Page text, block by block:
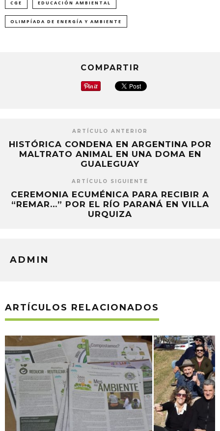
una
ventana
nueva)
en
una
ventana
nueva)
en
una
ventana
nueva)
CGE EDUCACIÓN AMBIENTAL
OLIMPÍADA DE ENERGÍA Y AMBIENTE
COMPARTIR
ARTÍCULO ANTERIOR
HISTÓRICA CONDENA EN ARGENTINA POR
MALTRATO ANIMAL EN UNA DOMA EN
GUALEGUAY
ARTÍCULO SIGUIENTE
CEREMONIA ECUMÉNICA PARA RECIBIR A
“REMAR…” POR EL RÍO PARANÁ EN VILLA
URQUIZA
ADMIN
ARTÍCULOS RELACIONADOS